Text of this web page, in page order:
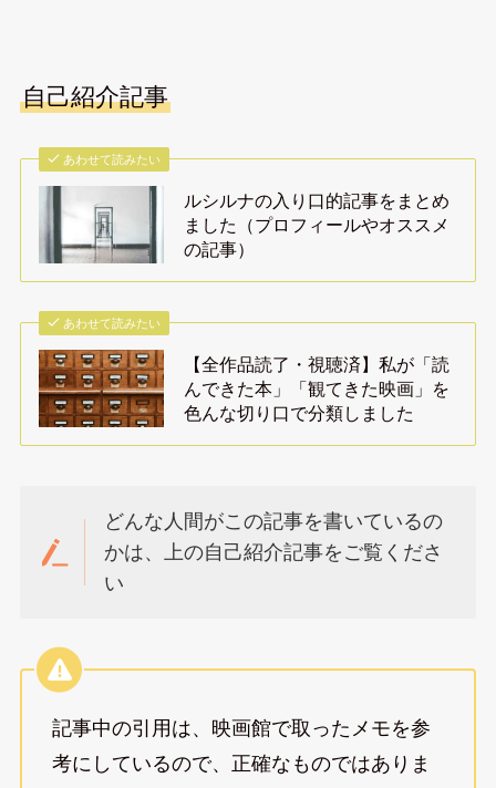
自己紹介記事
あわせて読みたい
ルシルナの入り口的記事をまとめ
ました（プロフィールやオススメ
の記事）
あわせて読みたい
【全作品読了・視聴済】私が「読
んできた本」「観てきた映画」を
色んな切り口で分類しました
どんな人間がこの記事を書いているの
かは、上の自己紹介記事をご覧くださ
い
記事中の引用は、映画館で取ったメモを参
考にしているので、正確なものではありま